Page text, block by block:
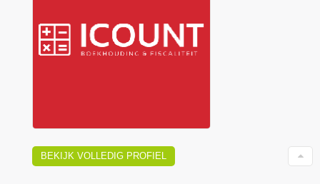
BEKIJK VOLLEDIG PROFIEL